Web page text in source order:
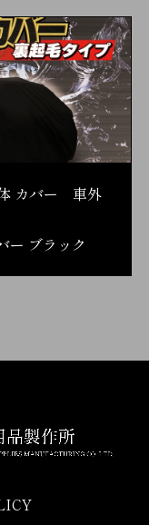
カバー 車外
ー ブラック